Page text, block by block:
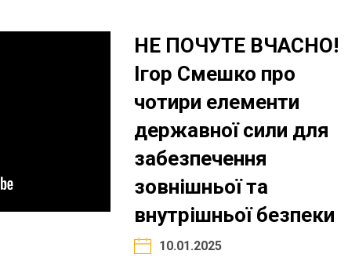
НЕ ПОЧУТЕ ВЧАСНО!
Ігор Смешко про
чотири елементи
державної сили для
забезпечення
зовнішньої та
внутрішньої безпеки
10.01.2025